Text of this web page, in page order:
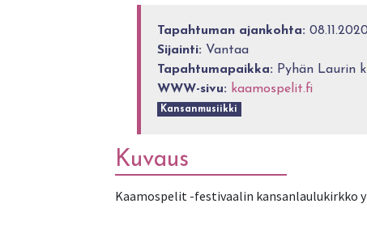
Tapahtuman ajankohta:
Sijainti: Vantaa
Tapahtumapaikka: Pyhän Laurin
WWW-sivu: kaamospelit.fi
Kansanmusiikki
Kuvaus
Kaamospelit -festivaalin kansanlaulukirkko